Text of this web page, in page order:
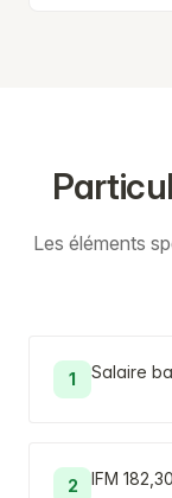
Les éléments
1 Salaire
2 IFM